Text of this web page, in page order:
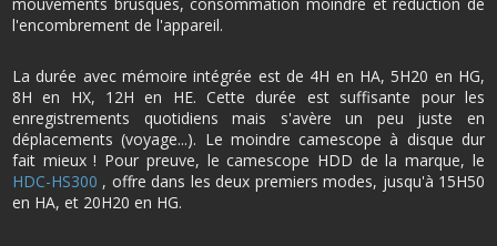
l'encombrement de l'appareil.
La durée avec mémoire intégrée est de 4H en HA, 5H20 en HG,
8H en HX, 12H en HE. Cette durée est suffisante pour les
enregistrements quotidiens mais s'avère un peu juste en
déplacements (voyage...). Le moindre camescope à disque dur
fait mieux ! Pour preuve, le camescope HDD de la marque, le
HDC-HS300 , offre dans les deux premiers modes, jusqu'à 15H50
en HA, et 20H20 en HG.